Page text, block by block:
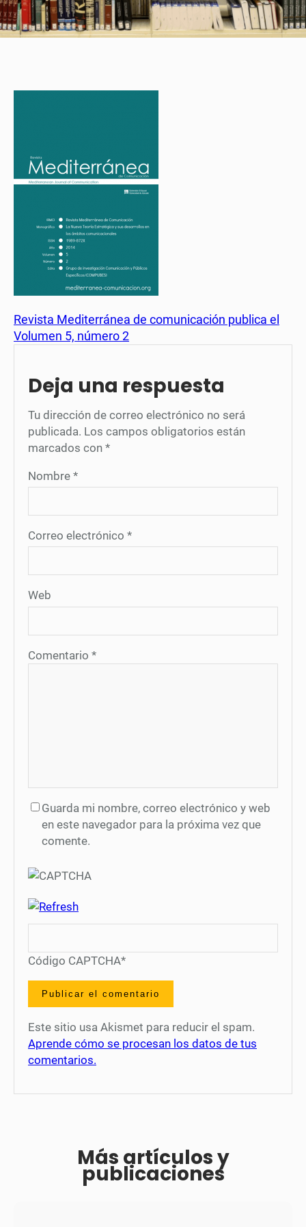
Revista Mediterránea de comunicación publica el
Volumen 5, número 2
Deja una respuesta
Tu dirección de correo electrónico no será
publicada. Los campos obligatorios están
marcados con *
Nombre *
Correo electrónico *
Web
Comentario *
Guarda mi nombre, correo electrónico y web
en este navegador para la próxima vez que
comente.
Código CAPTCHA*
Este sitio usa Akismet para reducir el spam.
Aprende cómo se procesan los datos de tus
comentarios.
Más artículos y
publicaciones